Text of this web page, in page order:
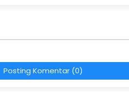
Posting Komentar (0)